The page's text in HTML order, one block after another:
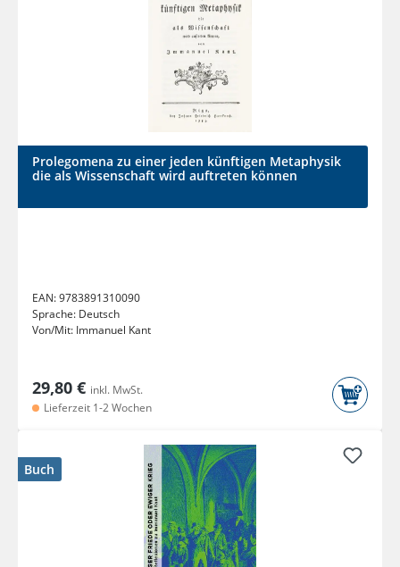
Prolegomena zu einer jeden künftigen Metaphysik
die als Wissenschaft wird auftreten können
EAN:9783891310090
Sprache: Deutsch
Von/Mit: Immanuel Kant
29,80 € inkl. MwSt.
Lieferzeit 1-2 Wochen
Buch